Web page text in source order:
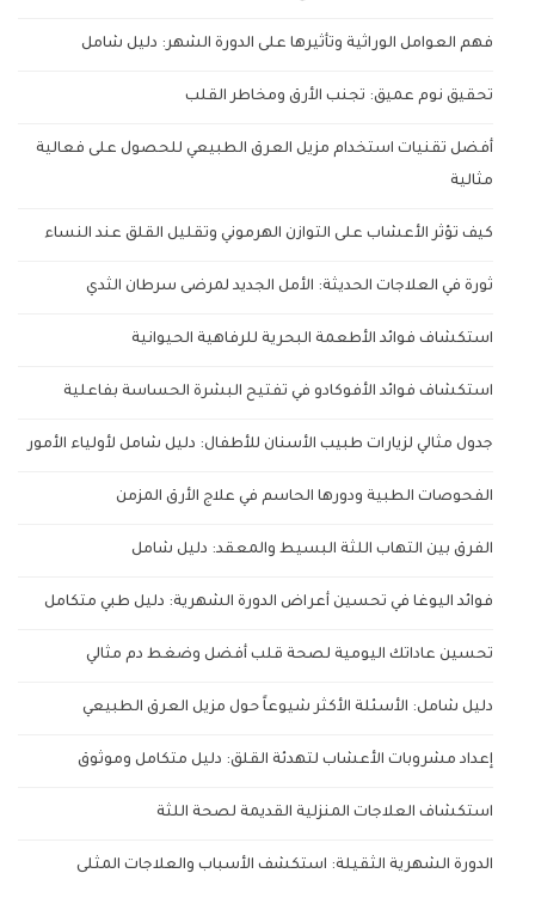
فهم العوامل الوراثية وتأثيرها على الدورة الشهر: دليل شامل
تحقيق نوم عميق: تجنب الأرق ومخاطر القلب
أفضل تقنيات استخدام مزيل العرق الطبيعي للحصول على فعالية
مثالية
كيف تؤثر الأعشاب على التوازن الهرموني وتقليل القلق عند النساء
ثورة في العلاجات الحديثة: الأمل الجديد لمرضى سرطان الثدي
استكشاف فوائد الأطعمة البحرية للرفاهية الحيوانية
استكشاف فوائد الأفوكادو في تفتيح البشرة الحساسة بفاعلية
جدول مثالي لزيارات طبيب الأسنان للأطفال: دليل شامل لأولياء الأمور
الفحوصات الطبية ودورها الحاسم في علاج الأرق المزمن
الفرق بين التهاب اللثة البسيط والمعقد: دليل شامل
فوائد اليوغا في تحسين أعراض الدورة الشهرية: دليل طبي متكامل
تحسين عاداتك اليومية لصحة قلب أفضل وضغط دم مثالي
دليل شامل: الأسئلة الأكثر شيوعاً حول مزيل العرق الطبيعي
إعداد مشروبات الأعشاب لتهدئة القلق: دليل متكامل وموثوق
استكشاف العلاجات المنزلية القديمة لصحة اللثة
الدورة الشهرية الثقيلة: استكشف الأسباب والعلاجات المثلى